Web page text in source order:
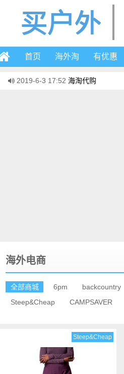
首页 海外淘 有优惠
2019-6-3 17:52 海淘代购
海外电商
全部商城 6pm backcountry
Steep&Cheap
CAMPSAVER
Steep&Cheap